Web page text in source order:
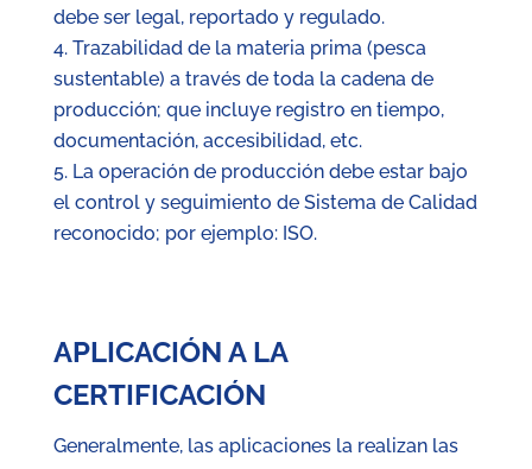
debe ser legal, reportado y regulado.
Trazabilidad de la materia prima (pesca
sustentable) a través de toda la cadena de
producción; que incluye registro en tiempo,
documentación, accesibilidad, etc.
La operación de producción debe estar bajo
el control y seguimiento de Sistema de Calidad
reconocido; por ejemplo: ISO.
APLICACIÓN A LA
CERTIFICACIÓN
Generalmente, las aplicaciones la realizan las